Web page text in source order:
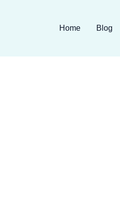
Home Blog